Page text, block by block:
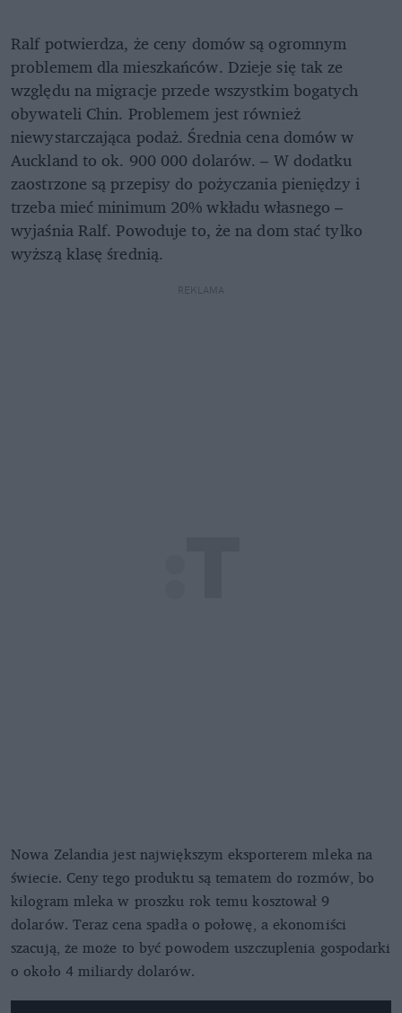
Ralf potwierdza, że ceny domów są ogromnym
problemem dla mieszkańców. Dzieje się tak ze
względu na migracje przede wszystkim bogatych
obywateli Chin. Problemem jest również
niewystarczająca podaż. Średnia cena domów w
Auckland to ok. 900 000 dolarów. – W dodatku
zaostrzone są przepisy do pożyczania pieniędzy i
trzeba mieć minimum 20% wkładu własnego –
wyjaśnia Ralf. Powoduje to, że na dom stać tylko
wyższą klasę średnią.
REKLAMA
Nowa Zelandia jest największym eksporterem mleka na
świecie. Ceny tego produktu są tematem do rozmów, bo
kilogram mleka w proszku rok temu kosztował 9
dolarów. Teraz cena spadła o połowę, a ekonomiści
szacują, że może to być powodem uszczuplenia gospodarki
o około 4 miliardy dolarów.